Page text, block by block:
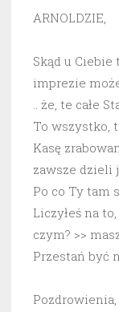
ARNOLDZIE,
Skąd u Ciebie
imprezie
.. że, te całe
To wszystko,
Kasę
zawsze dzieli
Po co Ty tam
Liczyłeś na
czym? >>
Przestań być
Pozdrowienia,